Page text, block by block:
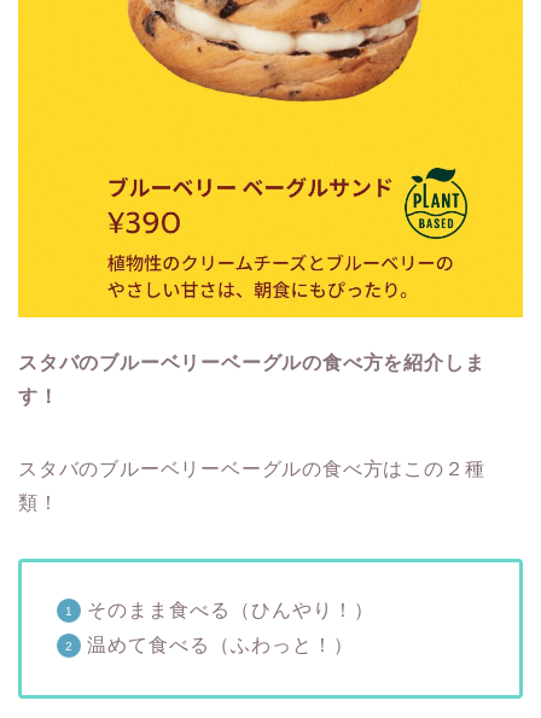
スタバのブルーベリーベーグルの食べ方を紹介しま
す！
スタバのブルーベリーベーグルの食べ方はこの２種
類！
そのまま食べる（ひんやり！）
温めて食べる（ふわっと！）